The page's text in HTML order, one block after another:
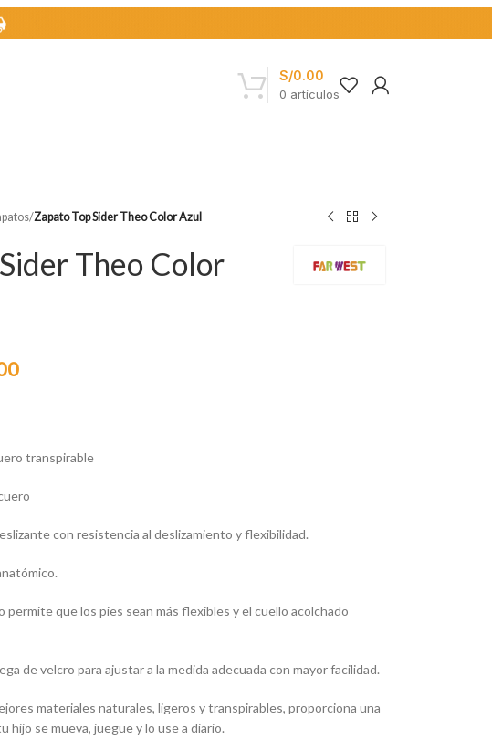
0 artículos
S/0.00
/Zapato Top Sider Theo Color Azul
Theo Color
transpirable
con resistencia al deslizamiento y flexibilidad.
permite que los pies sean más flexibles y el cuello acolchado
de velcro para ajustar a la medida adecuada con mayor facilidad.
materiales naturales, ligeros y transpirables, proporciona una
hijo se mueva, juegue y lo use a diario.